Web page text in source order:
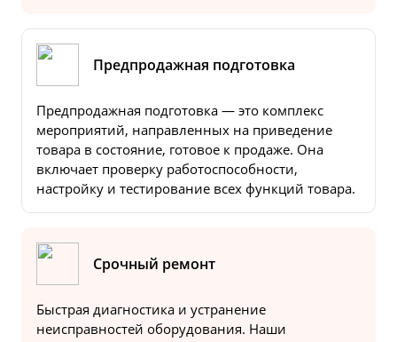
Предпродажная подготовка
Предпродажная подготовка — это комплекс
мероприятий, направленных на приведение
товара в состояние, готовое к продаже. Она
включает проверку работоспособности,
настройку и тестирование всех функций товара.
Срочный ремонт
Быстрая диагностика и устранение
неисправностей оборудования. Наши